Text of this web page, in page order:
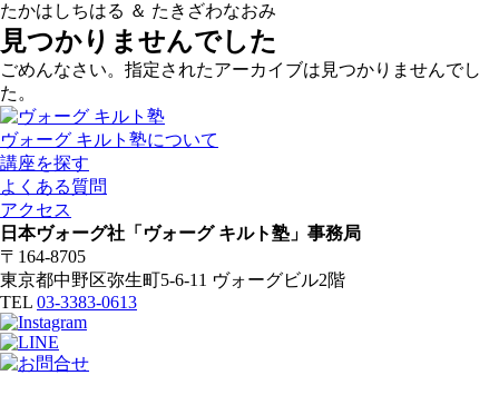
たかはしちはる ＆ たきざわなおみ
見つかりませんでした
ごめんなさい。指定されたアーカイブは見つかりませんでし
た。
ヴォーグ キルト塾について
講座を探す
よくある質問
アクセス
日本ヴォーグ社「ヴォーグ キルト塾」事務局
〒164-8705
東京都中野区弥生町5-6-11 ヴォーグビル2階
TEL 03-3383-0613